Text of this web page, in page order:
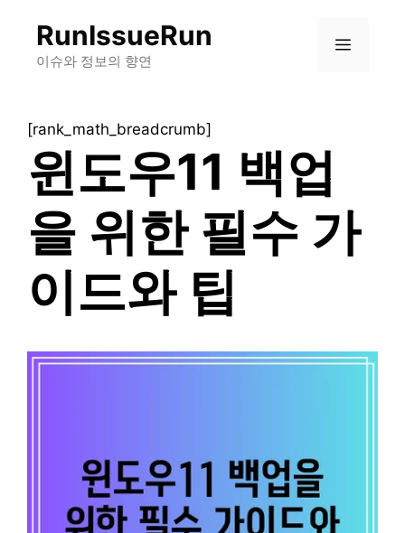
RunIssueRun
이슈와 정보의 향연
메
[rank_math_breadcrumb]
윈도우11 백업
을 위한 필수 가
이드와 팁